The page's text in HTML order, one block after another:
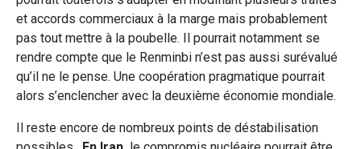
et accords commerciaux à la marge mais probablement
pas tout mettre à la poubelle. Il pourrait notamment se
rendre compte que le Renminbi n’est pas aussi surévalué
qu’il ne le pense. Une coopération pragmatique pourrait
alors s’enclencher avec la deuxième économie mondiale.
Il reste encore de nombreux points de déstabilisation